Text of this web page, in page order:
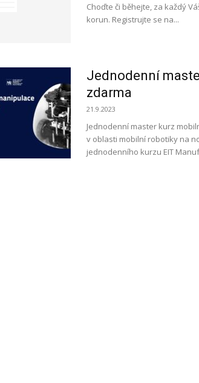
Choďte či běhejte, za každý
korun. Registrujte se na...
Jednodenní
zdarma
21.9.2023
Jednodenní master kurz
v oblasti mobilní robotiky na
jednodenního kurzu EIT